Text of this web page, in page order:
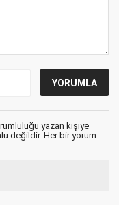
yazan kişiye
değildir. Her bir yorum